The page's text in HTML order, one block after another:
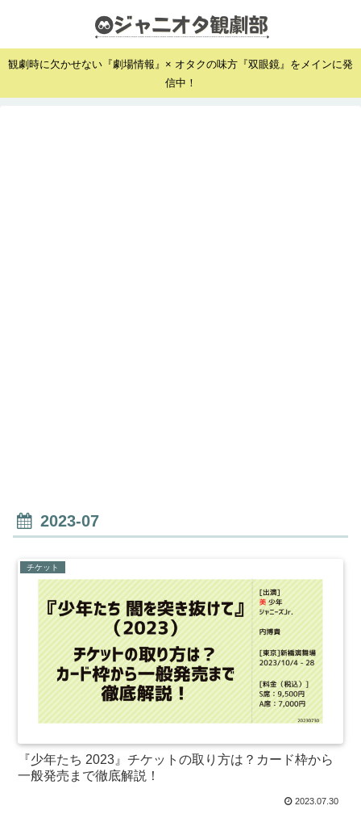
観劇時に欠かせない『劇場情報』× オタクの味方『双眼鏡』をメインに発
信中！
2023-07
チケット
『少年たち 2023』チケットの取り方は？カード枠から
一般発売まで徹底解説！
2023.07.30